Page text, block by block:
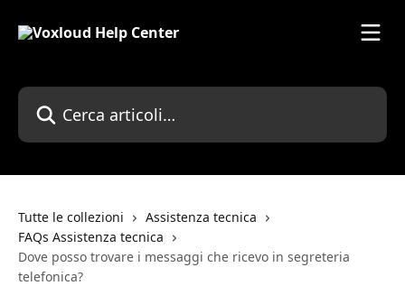
Cerca articoli…
Tutte le collezioni
Assistenza tecnica
FAQs Assistenza tecnica
Dove posso trovare i messaggi che ricevo in segreteria
telefonica?